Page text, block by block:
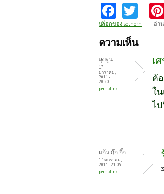
Fa
ce
b
k
w
itt
บล็อกของ sothorn อ่า
ความเห็น
ลุงพูน
17
มกราคม,
2011 -
20:20
permalink
เ
ต้
ใ
ไ
แก้ว กุ๊ก กิ๊ก
17 มกราคม,
2011 - 21:09
permalink